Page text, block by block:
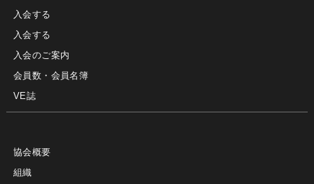
入会する
入会する
入会のご案内
会員数・会員名簿
VE誌
協会概要
組織